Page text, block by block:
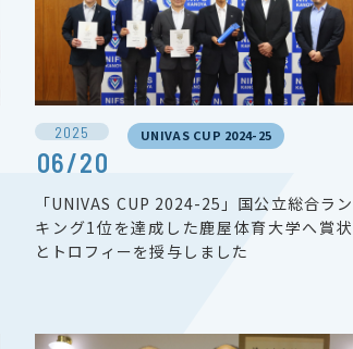
2025
06/20
UNIVAS CUP 2024-25
「UNIVAS CUP 2024-25」国公立総合ラン
キング1位を達成した鹿屋体育大学へ賞状
とトロフィーを授与しました